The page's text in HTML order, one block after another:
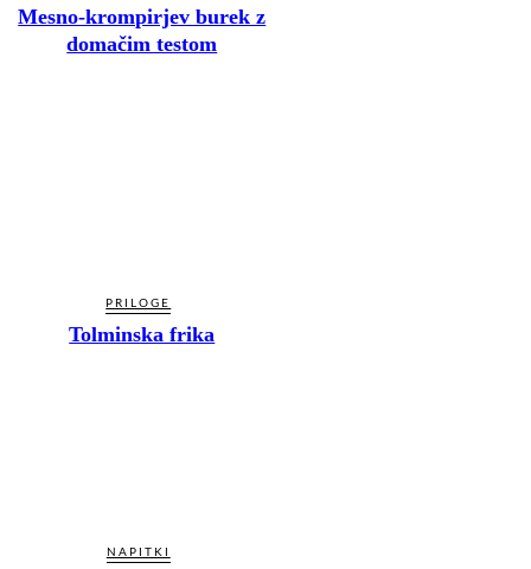
Mesno-krompirjev burek z
domačim testom
PRILOGE
Tolminska frika
NAPITKI